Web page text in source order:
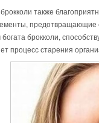
также
предотвращающие
брокколи,
процесс старения